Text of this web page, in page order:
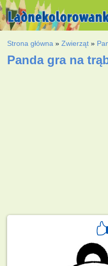
Strona główna »Zwierząt »
Panda gra na